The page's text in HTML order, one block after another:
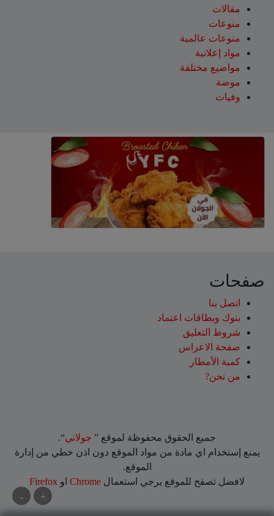
مقالات
منوعات
منوعات عالمية
مواد إعلانية
مواضيع مختلفة
موضة
وفيات
+
-
صفحات
اتصل بنا
بنوك وبطاقات اعتماد
شروط التعليق‎
صفحة الاعراس
كمية الأمطار
من نحن?
جميع الحقوق محفوظة لموقع ” جولاني“.
يمنع إستخدام اي مادة من مواد الموقع دون اذن خطي من إدارة
الموقع.
لافضل تصفح للموقع يرجي استعمال Chrome او Firefox